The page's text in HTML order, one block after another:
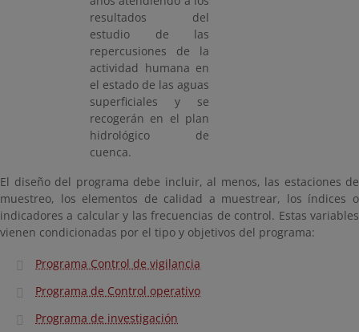
resultados del
estudio de las
repercusiones de la
actividad humana en
el estado de las aguas
superficiales y se
recogerán en el plan
hidrológico de
cuenca.
El diseño del programa debe incluir, al menos, las estaciones de
muestreo, los elementos de calidad a muestrear, los índices o
indicadores a calcular y las frecuencias de control. Estas variables
vienen condicionadas por el tipo y objetivos del programa:
Programa Control de vigilancia
Programa de Control operativo
Programa de investigación